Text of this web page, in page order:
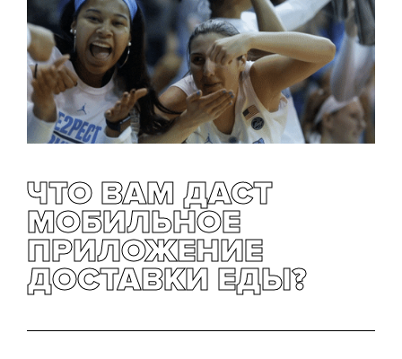
ЧТО ВАМ ДАСТ
МОБИЛЬНОЕ
ПРИЛОЖЕНИЕ
ДОСТАВКИ ЕДЫ?